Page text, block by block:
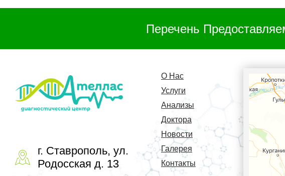
Перечень
г. Ставрополь, ул.
Родосская д. 13
О Нас
Услуги
Анализы
Доктора
Новости
Галерея
Контакты